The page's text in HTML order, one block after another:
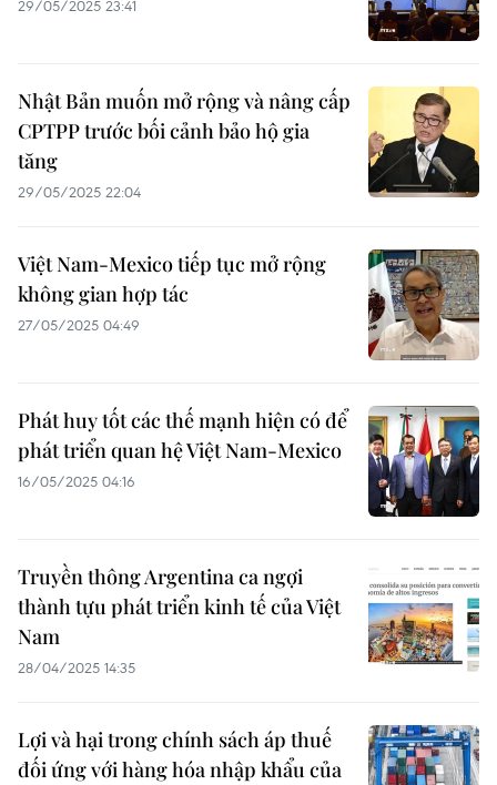
29/05/2025 23:41
Nhật Bản muốn mở rộng và nâng cấp
CPTPP trước bối cảnh bảo hộ gia
tăng
29/05/2025 22:04
Việt Nam-Mexico tiếp tục mở rộng
không gian hợp tác
27/05/2025 04:49
Phát huy tốt các thế mạnh hiện có để
phát triển quan hệ Việt Nam-Mexico
16/05/2025 04:16
Truyền thông Argentina ca ngợi
thành tựu phát triển kinh tế của Việt
Nam
28/04/2025 14:35
Lợi và hại trong chính sách áp thuế
đối ứng với hàng hóa nhập khẩu của